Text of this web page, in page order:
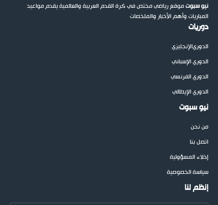
نيو سبوتموقع رياضي مختص في كرة القدم العربية والعالمية يقدم مواعيد
المباريات وأهم الأخبار والملخصات
دوريات
الدوريالإنجليزي
الدوري الإسباني
الدوري الفرنسي
الدوري الإيطالي
نيو سبوت
من نحن
اتصل بنا
إخلاء المسؤولية
سياسة الخصوصية
إنظم لنا